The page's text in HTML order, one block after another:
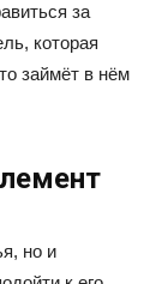
за
которая
займёт в нём
но и